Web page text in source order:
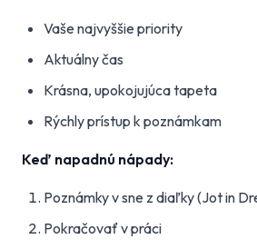
Vaše najvyššie priority
Aktuálny čas
Krásna, upokojujúca tapeta
Rýchly prístup k poznámkam
Keď napadnú nápady:
Poznámky v sne z diaľky (Jot in
Pokračovať v práci